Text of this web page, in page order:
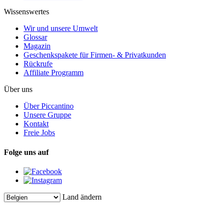
Wissenswertes
Wir und unsere Umwelt
Glossar
Magazin
Geschenkspakete für Firmen- & Privatkunden
Rückrufe
Affiliate Programm
Über uns
Über Piccantino
Unsere Gruppe
Kontakt
Freie Jobs
Folge uns auf
Land ändern